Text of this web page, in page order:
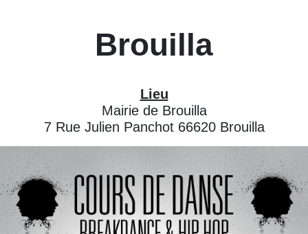
Brouilla
Lieu
Mairie de Brouilla
7 Rue Julien Panchot 66620 Brouilla